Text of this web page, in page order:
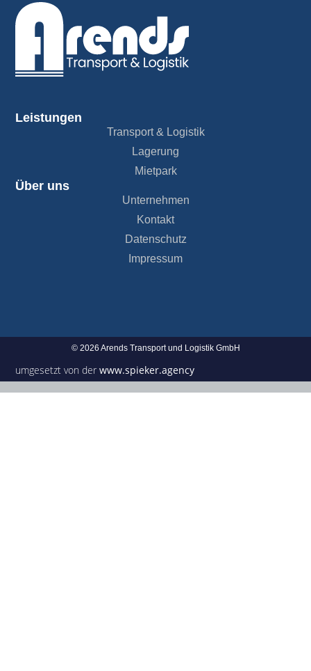
Leistungen
Transport & Logistik
Lagerung
Mietpark
Über uns
Unternehmen
Kontakt
Datenschutz
Impressum
© 2026 Arends Transport und Logistik GmbH
umgesetzt von derwww.spieker.agency